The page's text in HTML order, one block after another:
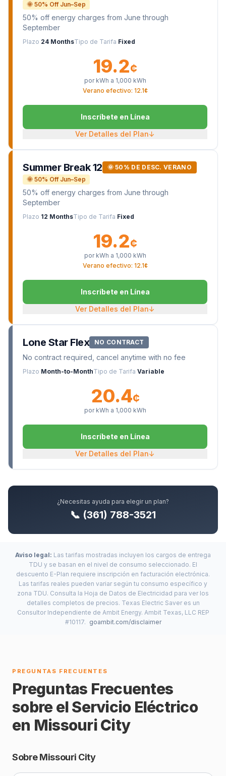
🌞 50% Off Jun–Sep
50% off energy charges from June through
September
Plazo 24 MonthsTipo de Tarifa Fixed
19.2¢
por kWh a 1,000 kWh
Verano efectivo: 12.1¢
Inscríbete en Línea
Ver Detalles del Plan↓
Summer Break 12
🌞 50% DE DESC. VERANO
🌞 50% Off Jun–Sep
50% off energy charges from June through
September
Plazo 12 MonthsTipo de Tarifa Fixed
19.2¢
por kWh a 1,000 kWh
Verano efectivo: 12.1¢
Inscríbete en Línea
Ver Detalles del Plan↓
Lone Star Flex NO CONTRACT
No contract required, cancel anytime with no fee
Plazo Month-to-MonthTipo de Tarifa Variable
20.4¢
por kWh a 1,000 kWh
Inscríbete en Línea
Ver Detalles del Plan↓
¿Necesitas ayuda para elegir un plan?
📞 (361) 788-3521
Aviso legal: Las tarifas mostradas incluyen los cargos de entrega
TDU y se basan en el nivel de consumo seleccionado. El
descuento E-Plan requiere inscripción en facturación electrónica.
Las tarifas reales pueden variar según tu consumo específico y
zona TDU. Consulta la Hoja de Datos de Electricidad para ver los
detalles completos de precios. Texas Electric Saver es un
Consultor Independiente de Ambit Energy. Ambit Texas, LLC REP
#10117. goambit.com/disclaimer
PREGUNTAS FRECUENTES
Preguntas Frecuentes
sobre el Servicio Eléctrico
en Missouri City
Sobre Missouri City